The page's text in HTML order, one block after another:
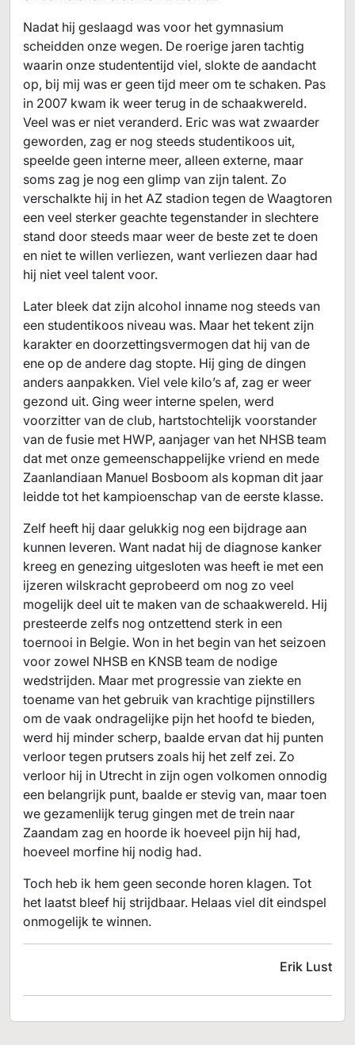
Nadat hij geslaagd was voor het gymnasium
scheidden onze wegen. De roerige jaren tachtig
waarin onze studententijd viel, slokte de aandacht
op, bij mij was er geen tijd meer om te schaken. Pas
in 2007 kwam ik weer terug in de schaakwereld.
Veel was er niet veranderd. Eric was wat zwaarder
geworden, zag er nog steeds studentikoos uit,
speelde geen interne meer, alleen externe, maar
soms zag je nog een glimp van zijn talent. Zo
verschalkte hij in het AZ stadion tegen de Waagtoren
een veel sterker geachte tegenstander in slechtere
stand door steeds maar weer de beste zet te doen
en niet te willen verliezen, want verliezen daar had
hij niet veel talent voor.
Later bleek dat zijn alcohol inname nog steeds van
een studentikoos niveau was. Maar het tekent zijn
karakter en doorzettingsvermogen dat hij van de
ene op de andere dag stopte. Hij ging de dingen
anders aanpakken. Viel vele kilo’s af, zag er weer
gezond uit. Ging weer interne spelen, werd
voorzitter van de club, hartstochtelijk voorstander
van de fusie met HWP, aanjager van het NHSB team
dat met onze gemeenschappelijke vriend en mede
Zaanlandiaan Manuel Bosboom als kopman dit jaar
leidde tot het kampioenschap van de eerste klasse.
Zelf heeft hij daar gelukkig nog een bijdrage aan
kunnen leveren. Want nadat hij de diagnose kanker
kreeg en genezing uitgesloten was heeft ie met een
ijzeren wilskracht geprobeerd om nog zo veel
mogelijk deel uit te maken van de schaakwereld. Hij
presteerde zelfs nog ontzettend sterk in een
toernooi in Belgie. Won in het begin van het seizoen
voor zowel NHSB en KNSB team de nodige
wedstrijden. Maar met progressie van ziekte en
toename van het gebruik van krachtige pijnstillers
om de vaak ondragelijke pijn het hoofd te bieden,
werd hij minder scherp, baalde ervan dat hij punten
verloor tegen prutsers zoals hij het zelf zei. Zo
verloor hij in Utrecht in zijn ogen volkomen onnodig
een belangrijk punt, baalde er stevig van, maar toen
we gezamenlijk terug gingen met de trein naar
Zaandam zag en hoorde ik hoeveel pijn hij had,
hoeveel morfine hij nodig had.
Toch heb ik hem geen seconde horen klagen. Tot
het laatst bleef hij strijdbaar. Helaas viel dit eindspel
onmogelijk te winnen.
Erik Lust